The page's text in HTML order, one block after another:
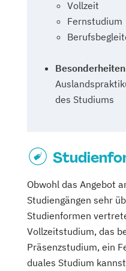
Vollzeit
Fernstudium
des Studiums
Obwohl das Angebot
Studiengängen sehr
Studienformen
Vollzeitstudium, das
Präsenzstudium, ein
duales Studium